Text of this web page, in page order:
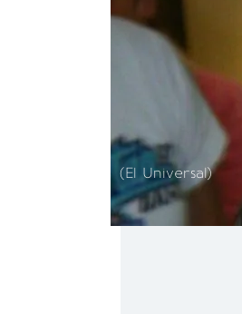
(El Universal)